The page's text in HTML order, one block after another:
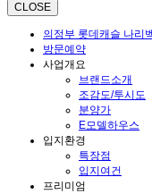
CLOSE
의정부 롯데캐슬 나리
방문예약
사업개요
브랜드소개
조감도/투시도
분양가
E모델하우스
입지환경
특장점
입지여건
프리미엄